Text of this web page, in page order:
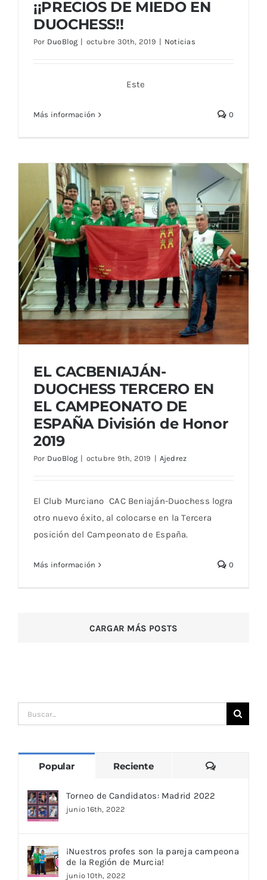
¡¡PRECIOS DE MIEDO EN
DUOCHESS!!
Por DuoBlog | octubre 30th, 2019 | Noticias
Este
Más información 0
EL CACBENIAJÁN-DUOCHESS TERCERO
EN EL CAMPEONATO DE ESPAÑA División
de Honor 2019
EL CACBENIAJÁN-
DUOCHESS TERCERO EN
EL CAMPEONATO DE
ESPAÑA División de Honor
2019
Por DuoBlog | octubre 9th, 2019 | Ajedrez
El Club Murciano CAC Beniaján-Duochess logra
otro nuevo éxito, al colocarse en la Tercera
posición del Campeonato de España.
Más información 0
CARGAR MÁS POSTS
Buscar:
Popular Reciente
Torneo de Candidatos: Madrid 2022
junio 16th, 2022
¡Nuestros profes son la pareja campeona
de la Región de Murcia!
junio 10th, 2022